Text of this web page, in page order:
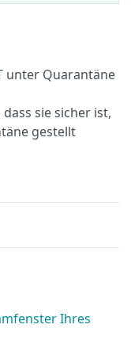
unter Quarantäne
sie sicher ist,
gestellt
Ihres